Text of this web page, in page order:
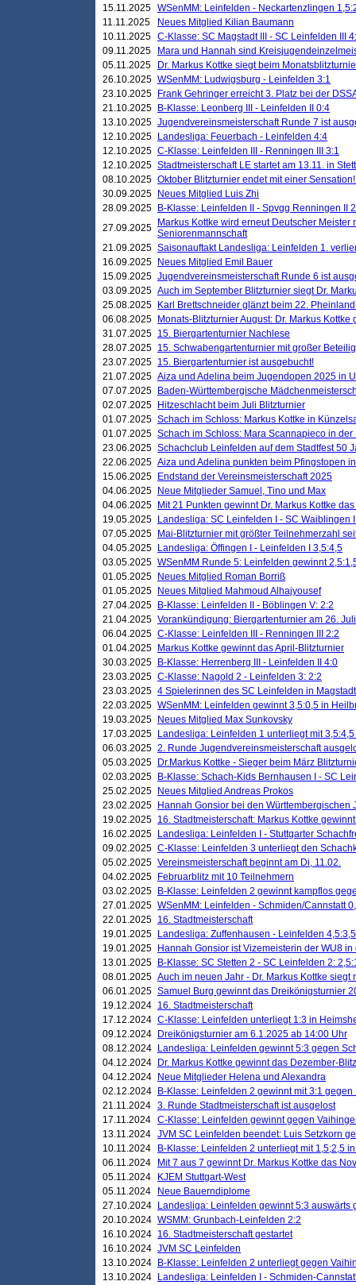
15.11.2025 WSenMM: Leinfelden - Neckartenzlingen
11.11.2025
Neues Mitglied Kilian Baumann
10.11.2025 C-Klasse: SC Magstadt III - SC Leinfelden III
09.11.2025
Mara und Hannah sind
05.11.2025
Dr. Markus Kottke siegt beim
26.10.2025 WSenMM: Ludwigsburg - Leinfelden 3:1
23.10.2025
Frank Gehringer erreicht 3. Platz bei der
21.10.2025
B-Klasse: Leonberg III - Leinfelden II 0:4
13.10.2025 Jugendvereinsmeisterschaft Runde 7 ist
12.10.2025
Landesliga: Feuerbach - Leinfelden 4:4
12.10.2025 C-Klasse: Leinfelden III - Renningen III 3:1
12.10.2025 Stadtmeisterschaft LE startet am 13.11. in
08.10.2025 Oktober Blitzturnier endet mit einer
30.09.2025
Neues Mitglied Luis Zhi
28.09.2025
B-Klasse: Leinfelden II - Spvgg Renningen II
27.09.2025
Markus Kottke wird erneut Deutscher Meister
Seniorenmannschaft
21.09.2025 Saisonauftakt Landesliga: Leinfelden 1.
16.09.2025
Neues Mitglied Emil Bauer
15.09.2025 Jugendvereinsmeisterschaft Runde 6 ist
03.09.2025 Auch im September Blitzturnier siegt Dr.
25.08.2025
Karl Brettschneider glänzt beim 22.
06.08.2025
Monats-Blitzturnier August: Dr. Markus Kottke
31.07.2025 15. Biergartenturnier Nachlese
28.07.2025 15. Schwabengartenturnier mit großer
23.07.2025 15. Biergartenturnier ist ausgebucht!
21.07.2025 Aiza und Adelina beim Jugendopen 2025 in
07.07.2025
Baden-Württembergische
02.07.2025
Hitzeschlacht beim Juli Blitzturnier
01.07.2025 Schach im Schloss: Markus Kottke in
01.07.2025 Schach im Schloss: Mara Scannapieco in der
23.06.2025 Schachclub Leinfelden auf dem Stadtfest 50
22.06.2025 Aiza und Adelina punkten beim Pfingstopen
15.06.2025
Endstand der Vereinsmeisterschaft 2025
04.06.2025
Neue Mitglieder Samuel, Tino und Max
04.06.2025
Mit 21 Punkten gewinnt Dr. Markus Kottke
19.05.2025
Landesliga: SC Leinfelden I - SC Waiblingen
07.05.2025
Mai-Blitzturnier mit größter Teilnehmerzahl
04.05.2025
Landesliga: Öffingen I - Leinfelden I 3,5:4,5
03.05.2025 WSenMM Runde 5: Leinfelden gewinnt
01.05.2025
Neues Mitglied Roman Borriß
01.05.2025
Neues Mitglied Mahmoud Alhajyousef
27.04.2025
B-Klasse: Leinfelden II - Böblingen V: 2:2
21.04.2025 Vorankündigung: Biergartenturnier am 26. Juli
06.04.2025 C-Klasse: Leinfelden III - Renningen III 2:2
01.04.2025
Markus Kottke gewinnt das April-Blitzturnier
30.03.2025
B-Klasse: Herrenberg III - Leinfelden II 4:0
23.03.2025 C-Klasse: Nagold 2 - Leinfelden 3: 2:2
23.03.2025 4 Spielerinnen des SC Leinfelden in Magstadt
22.03.2025 WSenMM: Leinfelden gewinnt 3,5:0,5 in
19.03.2025
Neues Mitglied Max Sunkovsky
17.03.2025
Landesliga: Leinfelden 1 unterliegt mit
06.03.2025 2. Runde Jugendvereinsmeisterschaft
05.03.2025
Dr.Markus Kottke - Sieger beim März
02.03.2025
B-Klasse: Schach-Kids Bernhausen I - SC
25.02.2025
Neues Mitglied Andreas Prokos
23.02.2025
Hannah Gonsior bei den Württembergischen
19.02.2025 16. Stadtmeisterschaft: Markus Kottke
16.02.2025
Landesliga: Leinfelden I - Stuttgarter
09.02.2025 C-Klasse: Leinfelden 3 unterliegt den
05.02.2025 Vereinsmeisterschaft beginnt am Di, 11.02.
04.02.2025
Februarblitz mit 10 Teilnehmern
03.02.2025
B-Klasse: Leinfelden 2 gewinnt kampflos
27.01.2025 WSenMM: Leinfelden - Schmiden/Cannstatt
22.01.2025 16. Stadtmeisterschaft
19.01.2025
Landesliga: Zuffenhausen - Leinfelden 4,5:3,5
19.01.2025
Hannah Gonsior ist Vizemeisterin der WU8 in
13.01.2025
B-Klasse: SC Stetten 2 - SC Leinfelden 2:
08.01.2025 Auch im neuen Jahr - Dr. Markus Kottke
06.01.2025 Samuel Burg gewinnt das Dreikönigsturnier
19.12.2024 16. Stadtmeisterschaft
17.12.2024 C-Klasse: Leinfelden unterliegt 1:3 in
09.12.2024
Dreikönigsturnier am 6.1.2025 ab 14:00 Uhr
08.12.2024
Landesliga: Leinfelden gewinnt 5:3 gegen
04.12.2024
Dr. Markus Kottke gewinnt das Dezember-
04.12.2024
Neue Mitglieder Helena und Alexandra
02.12.2024
B-Klasse: Leinfelden 2 gewinnt mit 3:1
21.11.2024 3. Runde Stadtmeisterschaft ist ausgelost
17.11.2024 C-Klasse: Leinfelden gewinnt gegen
13.11.2024 JVM SC Leinfelden beendet: Luis Setzkorn
10.11.2024
B-Klasse: Leinfelden 2 unterliegt mit 1,5;2,5
06.11.2024
Mit 7 aus 7 gewinnt Dr. Markus Kottke das
05.11.2024
KJEM Stuttgart-West
05.11.2024
Neue Bauerndiplome
27.10.2024
Landesliga: Leinfelden gewinnt 5:3 auswärts
20.10.2024 WSMM: Grunbach-Leinfelden 2:2
16.10.2024 16. Stadtmeisterschaft gestartet
16.10.2024 JVM SC Leinfelden
13.10.2024
B-Klasse: Leinfelden 2 unterliegt gegen
13.10.2024
Landesliga: Leinfelden I - Schmiden-